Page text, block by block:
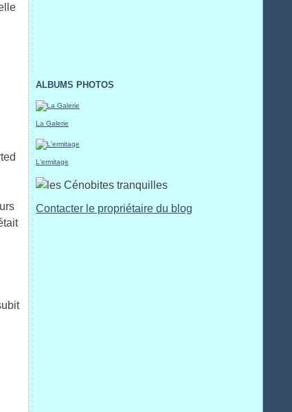
ALBUMS PHOTOS
La Galerie
L'ermitage
Contacter le propriétaire du blog